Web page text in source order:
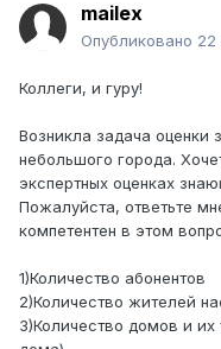
mailex
Опубликовано 22
Коллеги, и гуру!
Возникла задача оценки
небольшого города.
экспертных оценках
Пожалуйста, ответьте
компетентен в этом
1)Количество абонентов
2)Количество жителей
3)Количество домов и